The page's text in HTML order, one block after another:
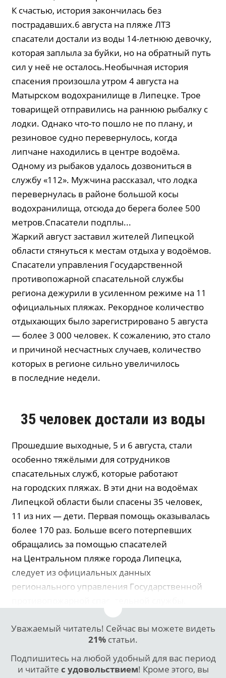
К счастью, история закончилась без
пострадавших.6 августа на пляже ЛТЗ
спасатели достали из воды 14-летнюю девочку,
которая заплыла за буйки, но на обратный путь
сил у неё не осталось.Необычная история
спасения произошла утром 4 августа на
Матырском водохранилище в Липецке. Трое
товарищей отправились на раннюю рыбалку с
лодки. Однако что-то пошло не по плану, и
резиновое судно перевернулось, когда
липчане находились в центре водоёма.
Одному из рыбаков удалось дозвониться в
службу «112». Мужчина рассказал, что лодка
перевернулась в районе большой косы
водохранилища, отсюда до берега более 500
метров.Спасатели подплы...
Жаркий август заставил жителей Липецкой
области стянуться к местам отдыха у водоёмов.
Спасатели управления Государственной
противопожарной спасательной службы
региона дежурили в усиленном режиме на 11
официальных пляжах. Рекордное количество
отдыхающих было зарегистрировано 5 августа
— более 3 000 человек. К сожалению, это стало
и причиной несчастных случаев, количество
которых в регионе сильно увеличилось
в последние недели.
35 человек достали из воды
Прошедшие выходные, 5 и 6 августа, стали
особенно тяжёлыми для сотрудников
спасательных служб, которые работают
на городских пляжах. В эти дни на водоёмах
Липецкой области были спасены 35 человек,
11 из них — дети. Первая помощь оказывалась
более 170 раз. Больше всего потерпевших
обращались за помощью спасателей
на Центральном пляже города Липецка,
следует из официальных данных
регионального управления Государственной
Уважаемый читатель! Сейчас вы можете видеть
21% статьи.
Подпишитесь на любой удобный для вас период
и читайте с удовольствием! Кроме этого, вы